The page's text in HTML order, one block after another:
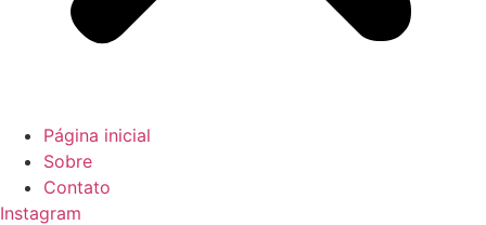
Página inicial
Sobre
Contato
Instagram